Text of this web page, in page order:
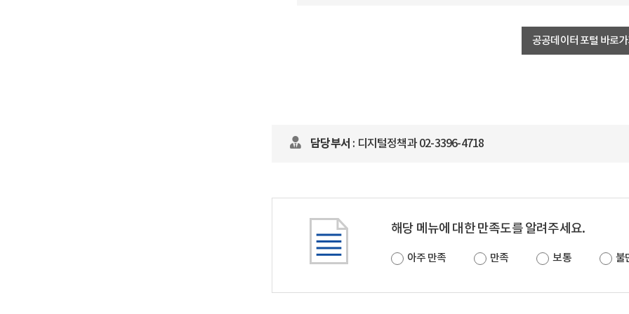
공공데이터 포털 바로가
담당부서 : 디지털정책과 02-3396-4718
해당 메뉴에 대한 만족도를 알려주세요.
아주 만족 만족 보통 불